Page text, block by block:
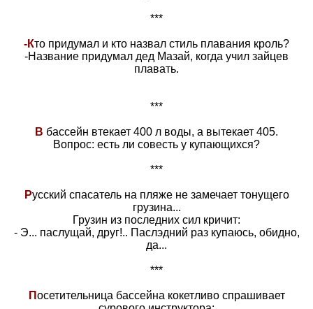
***
-Кто придумал и кто назвал стиль плавания кроль?
-Название придумал дед Мазай, когда учил зайцев
плавать.
***
В бассейн втекает 400 л воды, а вытекает 405.
Вопрос: есть ли совесть у купающихся?
***
Русский спасатель на пляже не замечает тонущего
грузина...
Грузин из последних сил кричит:
- Э... паслущай, друг!.. Паслэдний раз купаюсь, обидно,
да...
***
Посетительница бассейна кокетливо спрашивает